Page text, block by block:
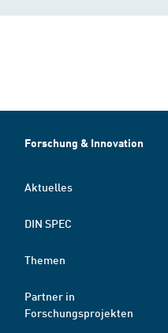
Forschung & Innovation
Aktuelles
DIN SPEC
Themen
Partner in
Forschungsprojekten